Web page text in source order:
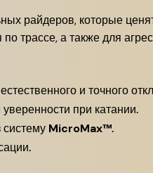
райдеров, которые
трассе, а также для
и точного
при катании.
систему MicroMax™.